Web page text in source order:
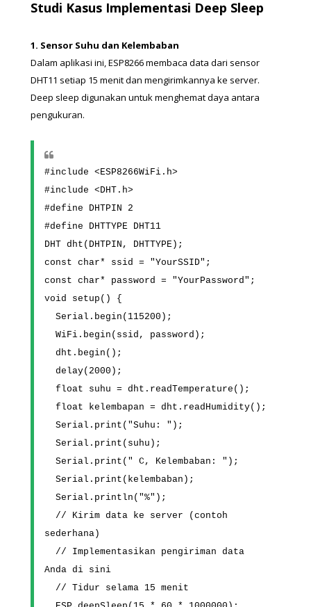
Studi Kasus Implementasi Deep Sleep
1. Sensor Suhu dan Kelembaban
Dalam aplikasi ini, ESP8266 membaca data dari sensor
DHT11 setiap 15 menit dan mengirimkannya ke server.
Deep sleep digunakan untuk menghemat daya antara
pengukuran.
#include <ESP8266WiFi.h>
#include <DHT.h>
#define DHTPIN 2
#define DHTTYPE DHT11
DHT dht(DHTPIN, DHTTYPE);
const char* ssid = "YourSSID";
const char* password = "YourPassword";
void setup() {
Serial.begin(115200);
WiFi.begin(ssid, password);
dht.begin();
delay(2000);
float suhu = dht.readTemperature();
float kelembapan = dht.readHumidity();
Serial.print("Suhu: ");
Serial.print(suhu);
Serial.print(" C, Kelembaban: ");
Serial.print(kelembaban);
Serial.println("%");
// Kirim data ke server (contoh
sederhana)
// Implementasikan pengiriman data
Anda di sini
// Tidur selama 15 menit